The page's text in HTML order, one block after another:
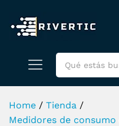
Home / Tienda /
Medidores de